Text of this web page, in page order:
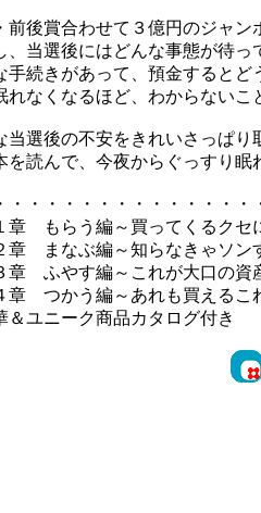
前後賞合わせて３億円のジャン
、当選後にはどんな事態が待
手続きがあって、預金すると
れなくなるほど、わからないこ
当選後の不安をきれいさっぱり
を読んで、今夜からぐっすり
・・・・・・・・・・・・・
章 もらう編～買ってくるクセ
章 まなぶ編～知らなきゃソン
章 ふやす編～これが大口の資
章 つかう編～あれも買えるこ
＆ユニーク商品カタログ付き